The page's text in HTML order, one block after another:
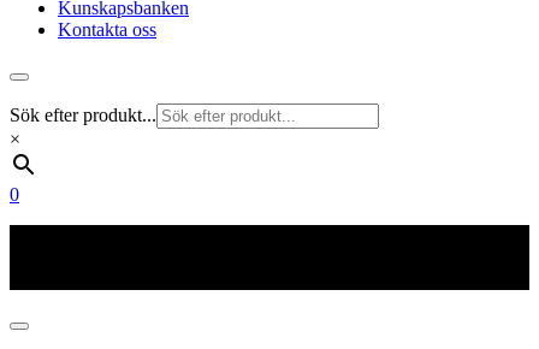
Kunskapsbanken
Kontakta oss
Sök efter produkt...
×
0